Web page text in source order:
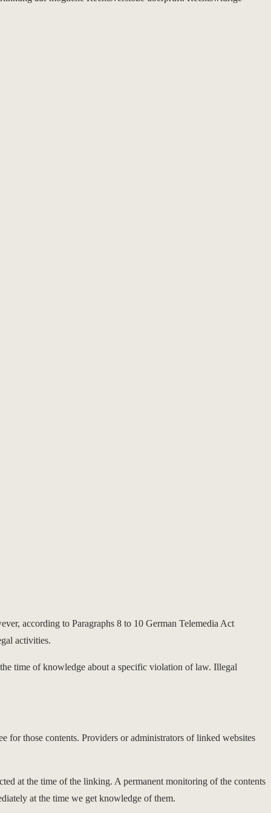
according to Paragraphs 8 to 10 German Telemedia Act
activities.
time of knowledge about a specific violation of law. Illegal
for those contents. Providers or administrators of linked websites
at the time of the linking. A permanent monitoring of the contents
at the time we get knowledge of them.